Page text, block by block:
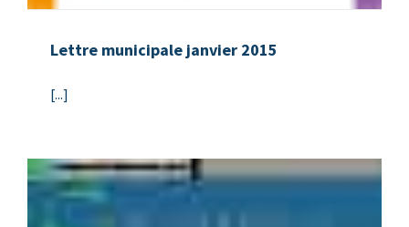
Lettre municipale janvier 2015
[...]